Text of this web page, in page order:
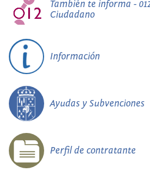
También te informa -
Ciudadano
Información
Ayudas y Subvenciones
Perfil de contratante